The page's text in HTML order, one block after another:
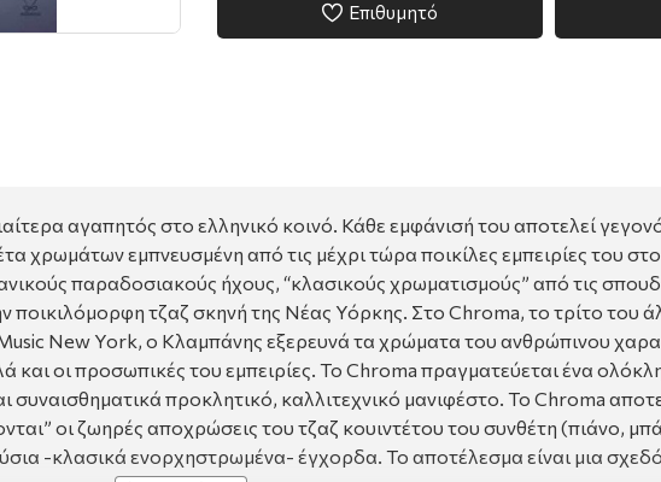
Επιθυμητό
αγαπητός στο ελληνικό κοινό. Κάθε εμφάνισή του αποτελεί
χρωμάτων εμπνευσμένη από τις μέχρι τώρα ποικίλες εμπειρίες του στο
παραδοσιακούς ήχους, “κλασικούς χρωματισμούς” από τις
ποικιλόμορφη τζαζ σκηνή της Νέας Υόρκης. Στο Chroma, το τρίτο του
New York, ο Κλαμπάνης εξερευνά τα χρώματα του ανθρώπινου
οι προσωπικές του εμπειρίες. Το Chroma πραγματεύεται ένα
προκλητικό, καλλιτεχνικό μανιφέστο. Το Chroma
οι ζωηρές αποχρώσεις του τζαζ κουιντέτου του συνθέτη (πιάνο,
-κλασικά ενορχηστρωμένα- έγχορδα. Το αποτέλεσμα είναι μια